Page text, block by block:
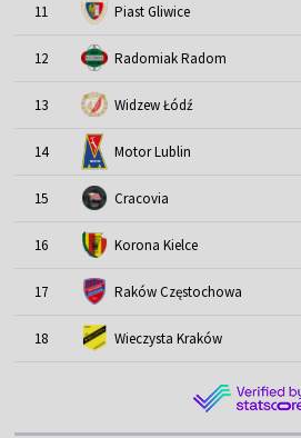
11 Piast Gliwice
12 Radomiak Radom
13 Widzew Łódź
14 Motor Lublin
15 Cracovia
16 Korona Kielce
17 Raków Częstochowa
18 Wieczysta Kraków